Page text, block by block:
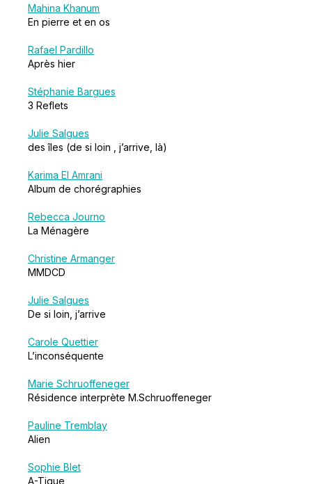
Mahina Khanum
En pierre et en os
Rafael Pardillo
Après hier
Stéphanie Bargues
3 Reflets
Julie Salgues
des îles (de si loin , j’arrive, là)
Karima El Amrani
Album de chorégraphies
Rebecca Journo
La Ménagère
Christine Armanger
MMDCD
Julie Salgues
De si loin, j’arrive
Carole Quettier
L’inconséquente
Marie Schruoffeneger
Résidence interprète M.Schruoffeneger
Pauline Tremblay
Alien
Sophie Blet
A-Tique